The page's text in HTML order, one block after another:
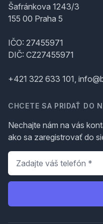
Šafránkova 1243/3
155 00 Praha 5
IČO: 27455971
DIČ: CZ27455971
+421 322 633 101,
CHCETE SA PRIDAŤ DO
Nechajte nám na vás
ako sa zaregistrovať do
Telefón